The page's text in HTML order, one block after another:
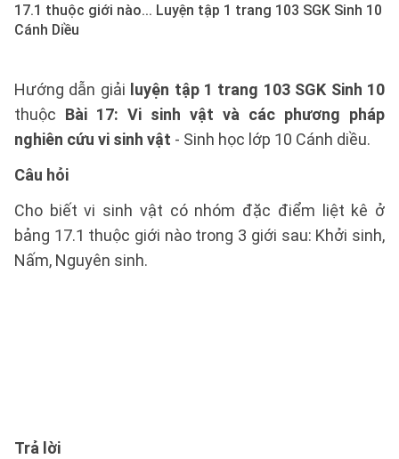
17.1 thuộc giới nào... Luyện tập 1 trang 103 SGK Sinh 10
Cánh Diều
Hướng dẫn giải luyện tập 1 trang 103 SGK Sinh 10
thuộc Bài 17: Vi sinh vật và các phương pháp
nghiên cứu vi sinh vật - Sinh học lớp 10 Cánh diều.
Câu hỏi
Cho biết vi sinh vật có nhóm đặc điểm liệt kê ở
bảng 17.1 thuộc giới nào trong 3 giới sau: Khởi sinh,
Nấm, Nguyên sinh.
Trả lời